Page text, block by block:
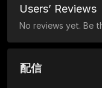
Users’ Reviews
No reviews yet. Be
配信